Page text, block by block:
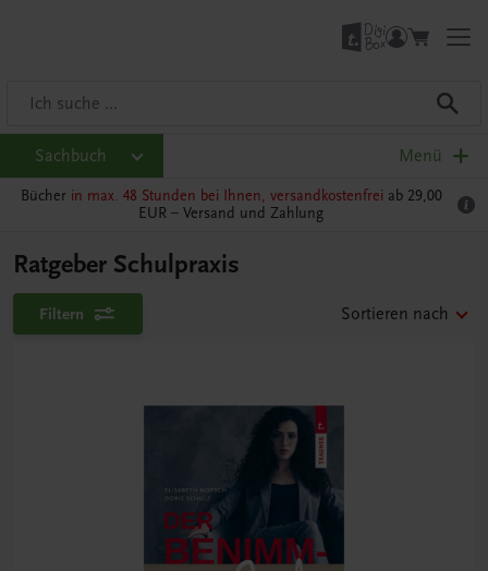
Sachbuch Menü
Bücher in max. 48 Stunden bei Ihnen, versandkostenfrei ab 29,00
EUR – Versand und Zahlung
Ratgeber Schulpraxis
Filtern Sortieren nach